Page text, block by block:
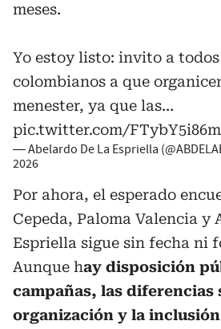
meses.
Yo estoy listo: invito a
colombianos a que
menester, ya que las…
pic.twitter.com/FTybY5i86m
— Abelardo De La Espriella
2026
Por ahora, el esperado
Cepeda, Paloma Valencia y
Espriella sigue sin fecha ni
Aunque hay disposición
campañas, las diferencias
organización y la